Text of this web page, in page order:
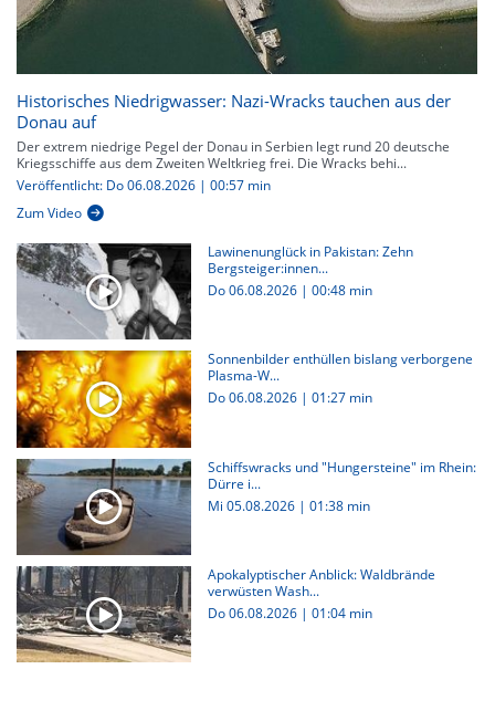
Historisches Niedrigwasser: Nazi-Wracks tauchen aus der
Donau auf
Der extrem niedrige Pegel der Donau in Serbien legt rund 20 deutsche
Kriegsschiffe aus dem Zweiten Weltkrieg frei. Die Wracks behi...
Veröffentlicht: Do 06.08.2026 | 00:57 min
Zum Video
Lawinenunglück in Pakistan: Zehn
Bergsteiger:innen...
Do 06.08.2026 | 00:48 min
Sonnenbilder enthüllen bislang verborgene
Plasma-W...
Do 06.08.2026 | 01:27 min
Schiffswracks und "Hungersteine" im Rhein:
Dürre i...
Mi 05.08.2026 | 01:38 min
Apokalyptischer Anblick: Waldbrände
verwüsten Wash...
Do 06.08.2026 | 01:04 min